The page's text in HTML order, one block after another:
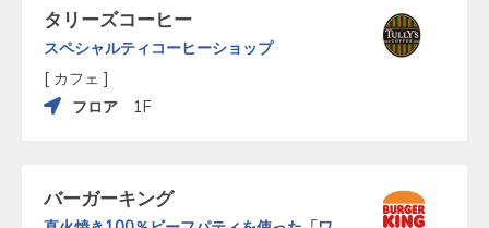
タリーズコーヒー
スペシャルティコーヒーショップ
[ カフェ ]
フロア
1F
バーガーキング